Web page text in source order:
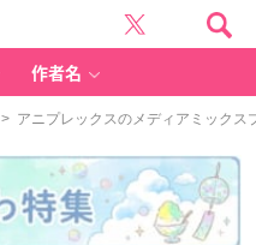
作者名
> アニプレックスのメディアミックス